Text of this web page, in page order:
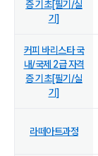
증 기초[필기/실
기]
커피 바리스타 국
내/국제 2급 자격
증 기초[필기/실
기]
라떼아트과정